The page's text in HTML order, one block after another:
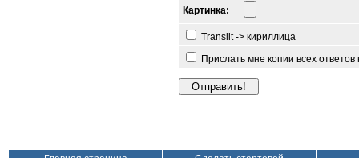
Картинка:
Translit -> кириллица
Прислать мне копии всех